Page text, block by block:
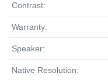
Contrast:
Warranty:
Speaker:
Native Resolution: